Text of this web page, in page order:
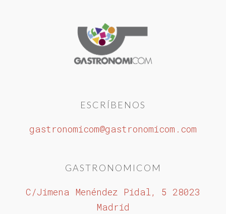
ESCRÍBENOS
gastronomicom@gastronomicom.com
GASTRONOMICOM
C/Jimena Menéndez Pidal, 5 28023
Madrid